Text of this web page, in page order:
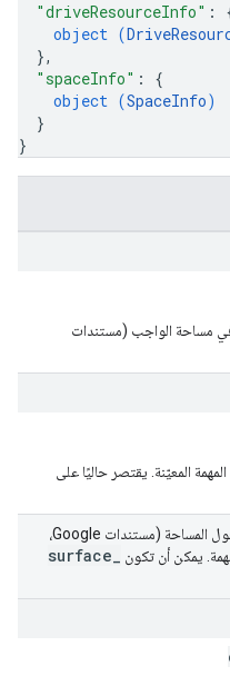
"driveResourceInfo" :
object (
},
"spaceInfo" : {
object (SpaceInfo)
}
}
في مساحة الواجب (مستندات
المعيّنة. يقتصر حاليًا على
معلومات حول المساحة (مستندات Google،
surface